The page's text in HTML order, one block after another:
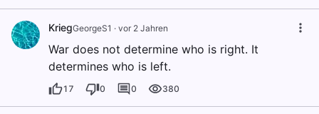
KriegGeorgeS1 · vor 2 Jahren
War does not determine who is right. It
determines who is left.
17 0 0 380